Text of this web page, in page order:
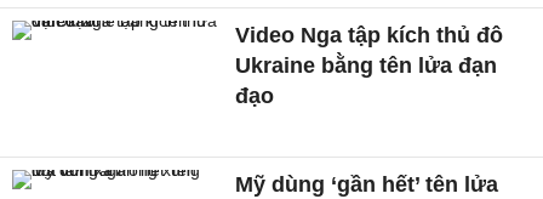
Video Nga tập kích thủ đô
Ukraine bằng tên lửa đạn
đạo
Mỹ dùng ‘gần hết’ tên lửa